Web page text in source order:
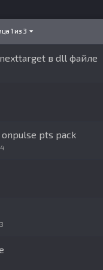
1 из 3
в dll файле
pts pack